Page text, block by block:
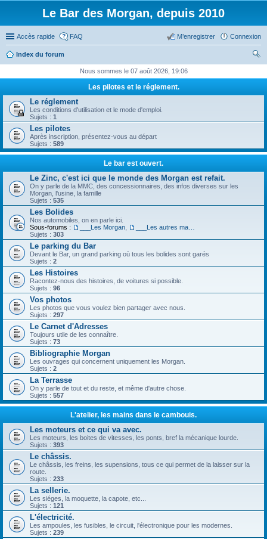
Le Bar des Morgan, depuis 2010
Accès rapide FAQ Connexion
M’enregistrer
Index du forum
ch
Nous sommes le 07 août 2026, 19:06
Les pilotes et le réglement.
Le réglement
Les conditions d'utilisation et le mode d'emploi.
Sujets : 1
Les pilotes
Après inscription, présentez-vous au départ
Sujets : 589
Le bar est ouvert.
Le Zinc, c'est ici que le monde des Morgan est refait.
On y parle de la MMC, des concessionnaires, des infos diverses sur les
Morgan, l'usine, la famille
Sujets : 535
Les Bolides
Nos automobiles, on en parle ici.
Sous-forums :
___Les Morgan
Sujets : 303
Le parking du Bar
Devant le Bar, un grand parking où tous les bolides sont garés
Sujets : 2
Les Histoires
Racontez-nous des histoires, de voitures si possible.
Sujets : 96
Vos photos
Les photos que vous voulez bien partager avec nous.
Sujets : 297
Le Carnet d'Adresses
Toujours utile de les connaître.
Sujets : 73
Bibliographie Morgan
Les ouvrages qui concernent uniquement les Morgan.
Sujets : 2
La Terrasse
On y parle de tout et du reste, et même d'autre chose.
Sujets : 557
L'atelier, les mains dans le cambouis.
Les moteurs et ce qui va avec.
Les moteurs, les boites de vitesses, les ponts, bref la mécanique lourde.
Sujets : 393
Le châssis.
Le châssis, les freins, les supensions, tous ce qui permet de la laisser sur la
route.
Sujets : 233
La sellerie.
Les siéges, la moquette, la capote, etc...
Sujets : 121
L'électricité.
Les ampoules, les fusibles, le circuit, l'électronique pour les modernes.
Sujets : 239